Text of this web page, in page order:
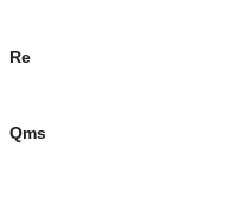
Re
Qms